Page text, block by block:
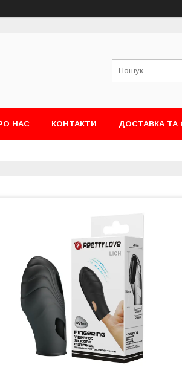
НАС КОНТАКТИ ДОСТАВКА ТА